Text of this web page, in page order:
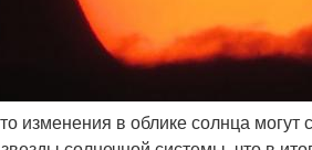
изменения в облике солнца могут